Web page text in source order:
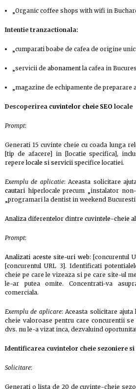
„Organic coffee shops with wifi in
Intentie tranzactionala:
„cumparati boabe de cafea de origine
„servicii de abonamentla cafea in
„magazine de echipamente de preparare
Descoperirea cuvintelor cheie SEO locale
Prompt:
Generati 15 cuvinte cheie cu coada lunga
[tip de afacere] in [locatie specifica],
reperelocale si servicii specifice locatiei.
Exemplu de aplicatie: Aceasta solicitare
cautari hiperlocale precum „instalator
„programari la dentist in weekend
Analiza diferentelor dintre cuvintele-cheie
Prompt:
Analizati aceste site-uri web: [concurentul
[concurentul URL 3]. Identificati
cheie pe care le vizeaza si pe care site-ul
le-ar putea omite. Concentrati-va
comerciala.
Exemplu de aplicare: Aceasta solicitare
cheie valoroase pentru care concurentii
dvs. nu le-a vizat inca, dezvaluind
Identificarea cuvintelor cheie sezoniere si
Solicitare:
Generati o lista de 20 de cuvinte-cheie